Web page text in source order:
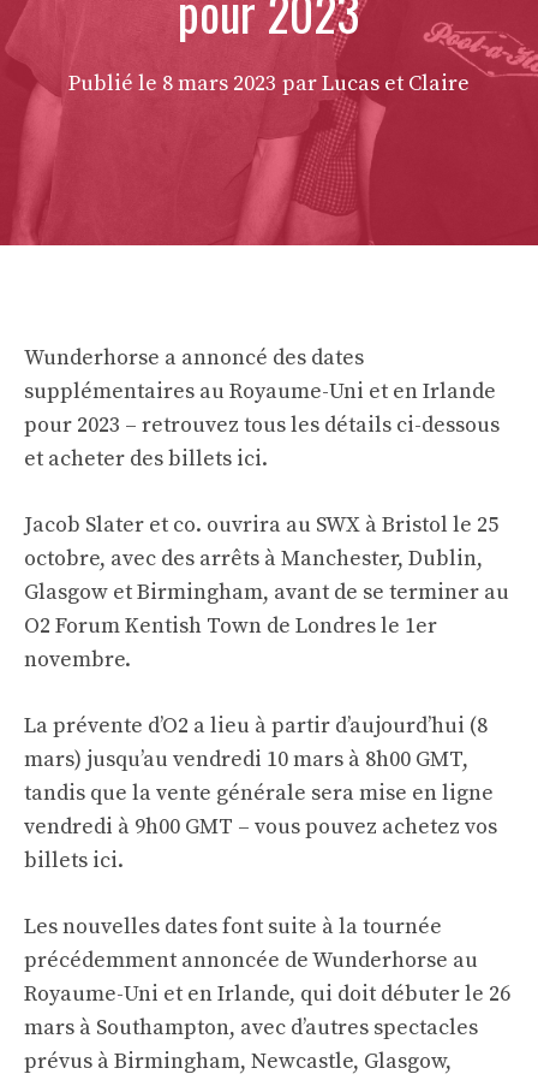
Publié le 8 mars 2023 par Lucas et Claire
Wunderhorse a annoncé des dates
supplémentaires au Royaume-Uni et en Irlande
pour 2023 – retrouvez tous les détails ci-dessous
et acheter des billets ici.
Jacob Slater et co. ouvrira au SWX à Bristol le 25
octobre, avec des arrêts à Manchester, Dublin,
Glasgow et Birmingham, avant de se terminer au
O2 Forum Kentish Town de Londres le 1er
novembre.
La prévente d’O2 a lieu à partir d’aujourd’hui (8
mars) jusqu’au vendredi 10 mars à 8h00 GMT,
tandis que la vente générale sera mise en ligne
vendredi à 9h00 GMT – vous pouvez achetez vos
billets ici.
Les nouvelles dates font suite à la tournée
précédemment annoncée de Wunderhorse au
Royaume-Uni et en Irlande, qui doit débuter le 26
mars à Southampton, avec d’autres spectacles
prévus à Birmingham, Newcastle, Glasgow,